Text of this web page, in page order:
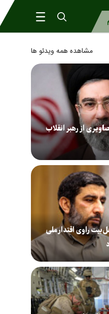
مشاهده همه ویدئو ها
از رهبر انقلاب
راوی اقتدار ملی